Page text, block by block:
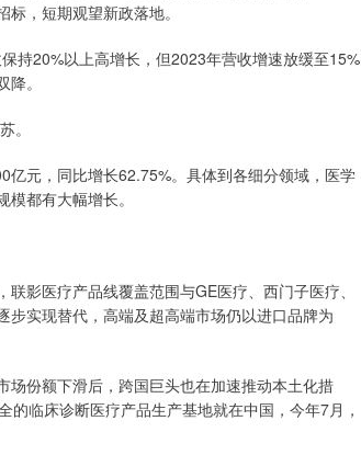
，短期观望新政落地。
持20%以上高增长，但2023年营收增速放缓至15%
。
。
元，同比增长62.75%。具体到各细分领域，医学
都有大幅增长。
影医疗产品线覆盖范围与GE医疗、西门子医疗、
实现替代，高端及超高端市场仍以进口品牌为
份额下滑后，跨国巨头也在加速推动本土化措
的临床诊断医疗产品生产基地就在中国，今年7月，